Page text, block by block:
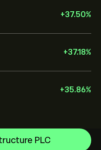
+37.50%
+37.18%
+35.86%
PLC